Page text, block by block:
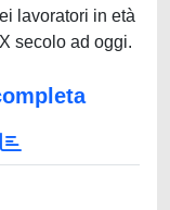
lavoratori in età
secolo ad oggi.